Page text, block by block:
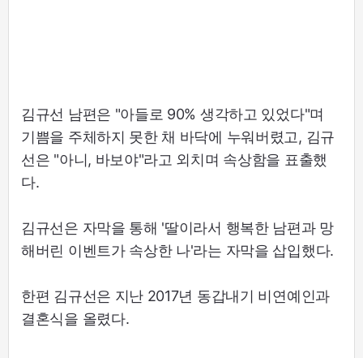
김규선 남편은 "아들로 90% 생각하고 있었다"며
기쁨을 주체하지 못한 채 바닥에 누워버렸고, 김규
선은 "아니, 바보야"라고 외치며 속상함을 표출했
다.
김규선은 자막을 통해 '딸이라서 행복한 남편과 망
해버린 이벤트가 속상한 나'라는 자막을 삽입했다.
한편 김규선은 지난 2017년 동갑내기 비연예인과
결혼식을 올렸다.